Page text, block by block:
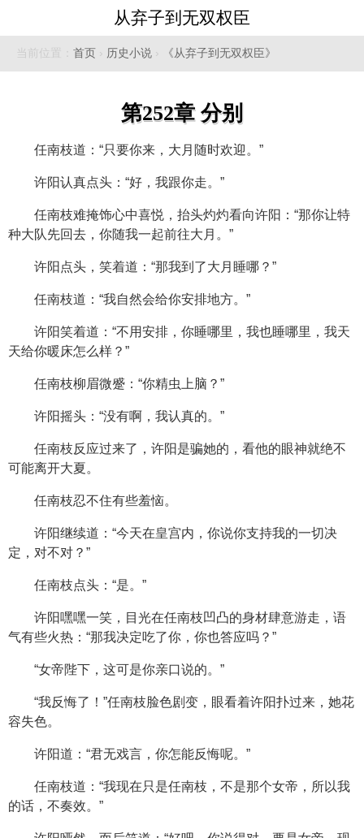
从弃子到无双权臣
当前位置： 首页 › 历史小说 › 《从弃子到无双权臣》
第252章 分别
任南枝道：“只要你来，大月随时欢迎。”
许阳认真点头：“好，我跟你走。”
任南枝难掩饰心中喜悦，抬头灼灼看向许阳：“那你让特
种大队先回去，你随我一起前往大月。”
许阳点头，笑着道：“那我到了大月睡哪？”
任南枝道：“我自然会给你安排地方。”
许阳笑着道：“不用安排，你睡哪里，我也睡哪里，我天
天给你暖床怎么样？”
任南枝柳眉微蹙：“你精虫上脑？”
许阳摇头：“没有啊，我认真的。”
任南枝反应过来了，许阳是骗她的，看他的眼神就绝不
可能离开大夏。
任南枝忍不住有些羞恼。
许阳继续道：“今天在皇宫内，你说你支持我的一切决
定，对不对？”
任南枝点头：“是。”
许阳嘿嘿一笑，目光在任南枝凹凸的身材肆意游走，语
气有些火热：“那我决定吃了你，你也答应吗？”
“女帝陛下，这可是你亲口说的。”
“我反悔了！”任南枝脸色剧变，眼看着许阳扑过来，她花
容失色。
许阳道：“君无戏言，你怎能反悔呢。”
任南枝道：“我现在只是任南枝，不是那个女帝，所以我
的话，不奏效。”